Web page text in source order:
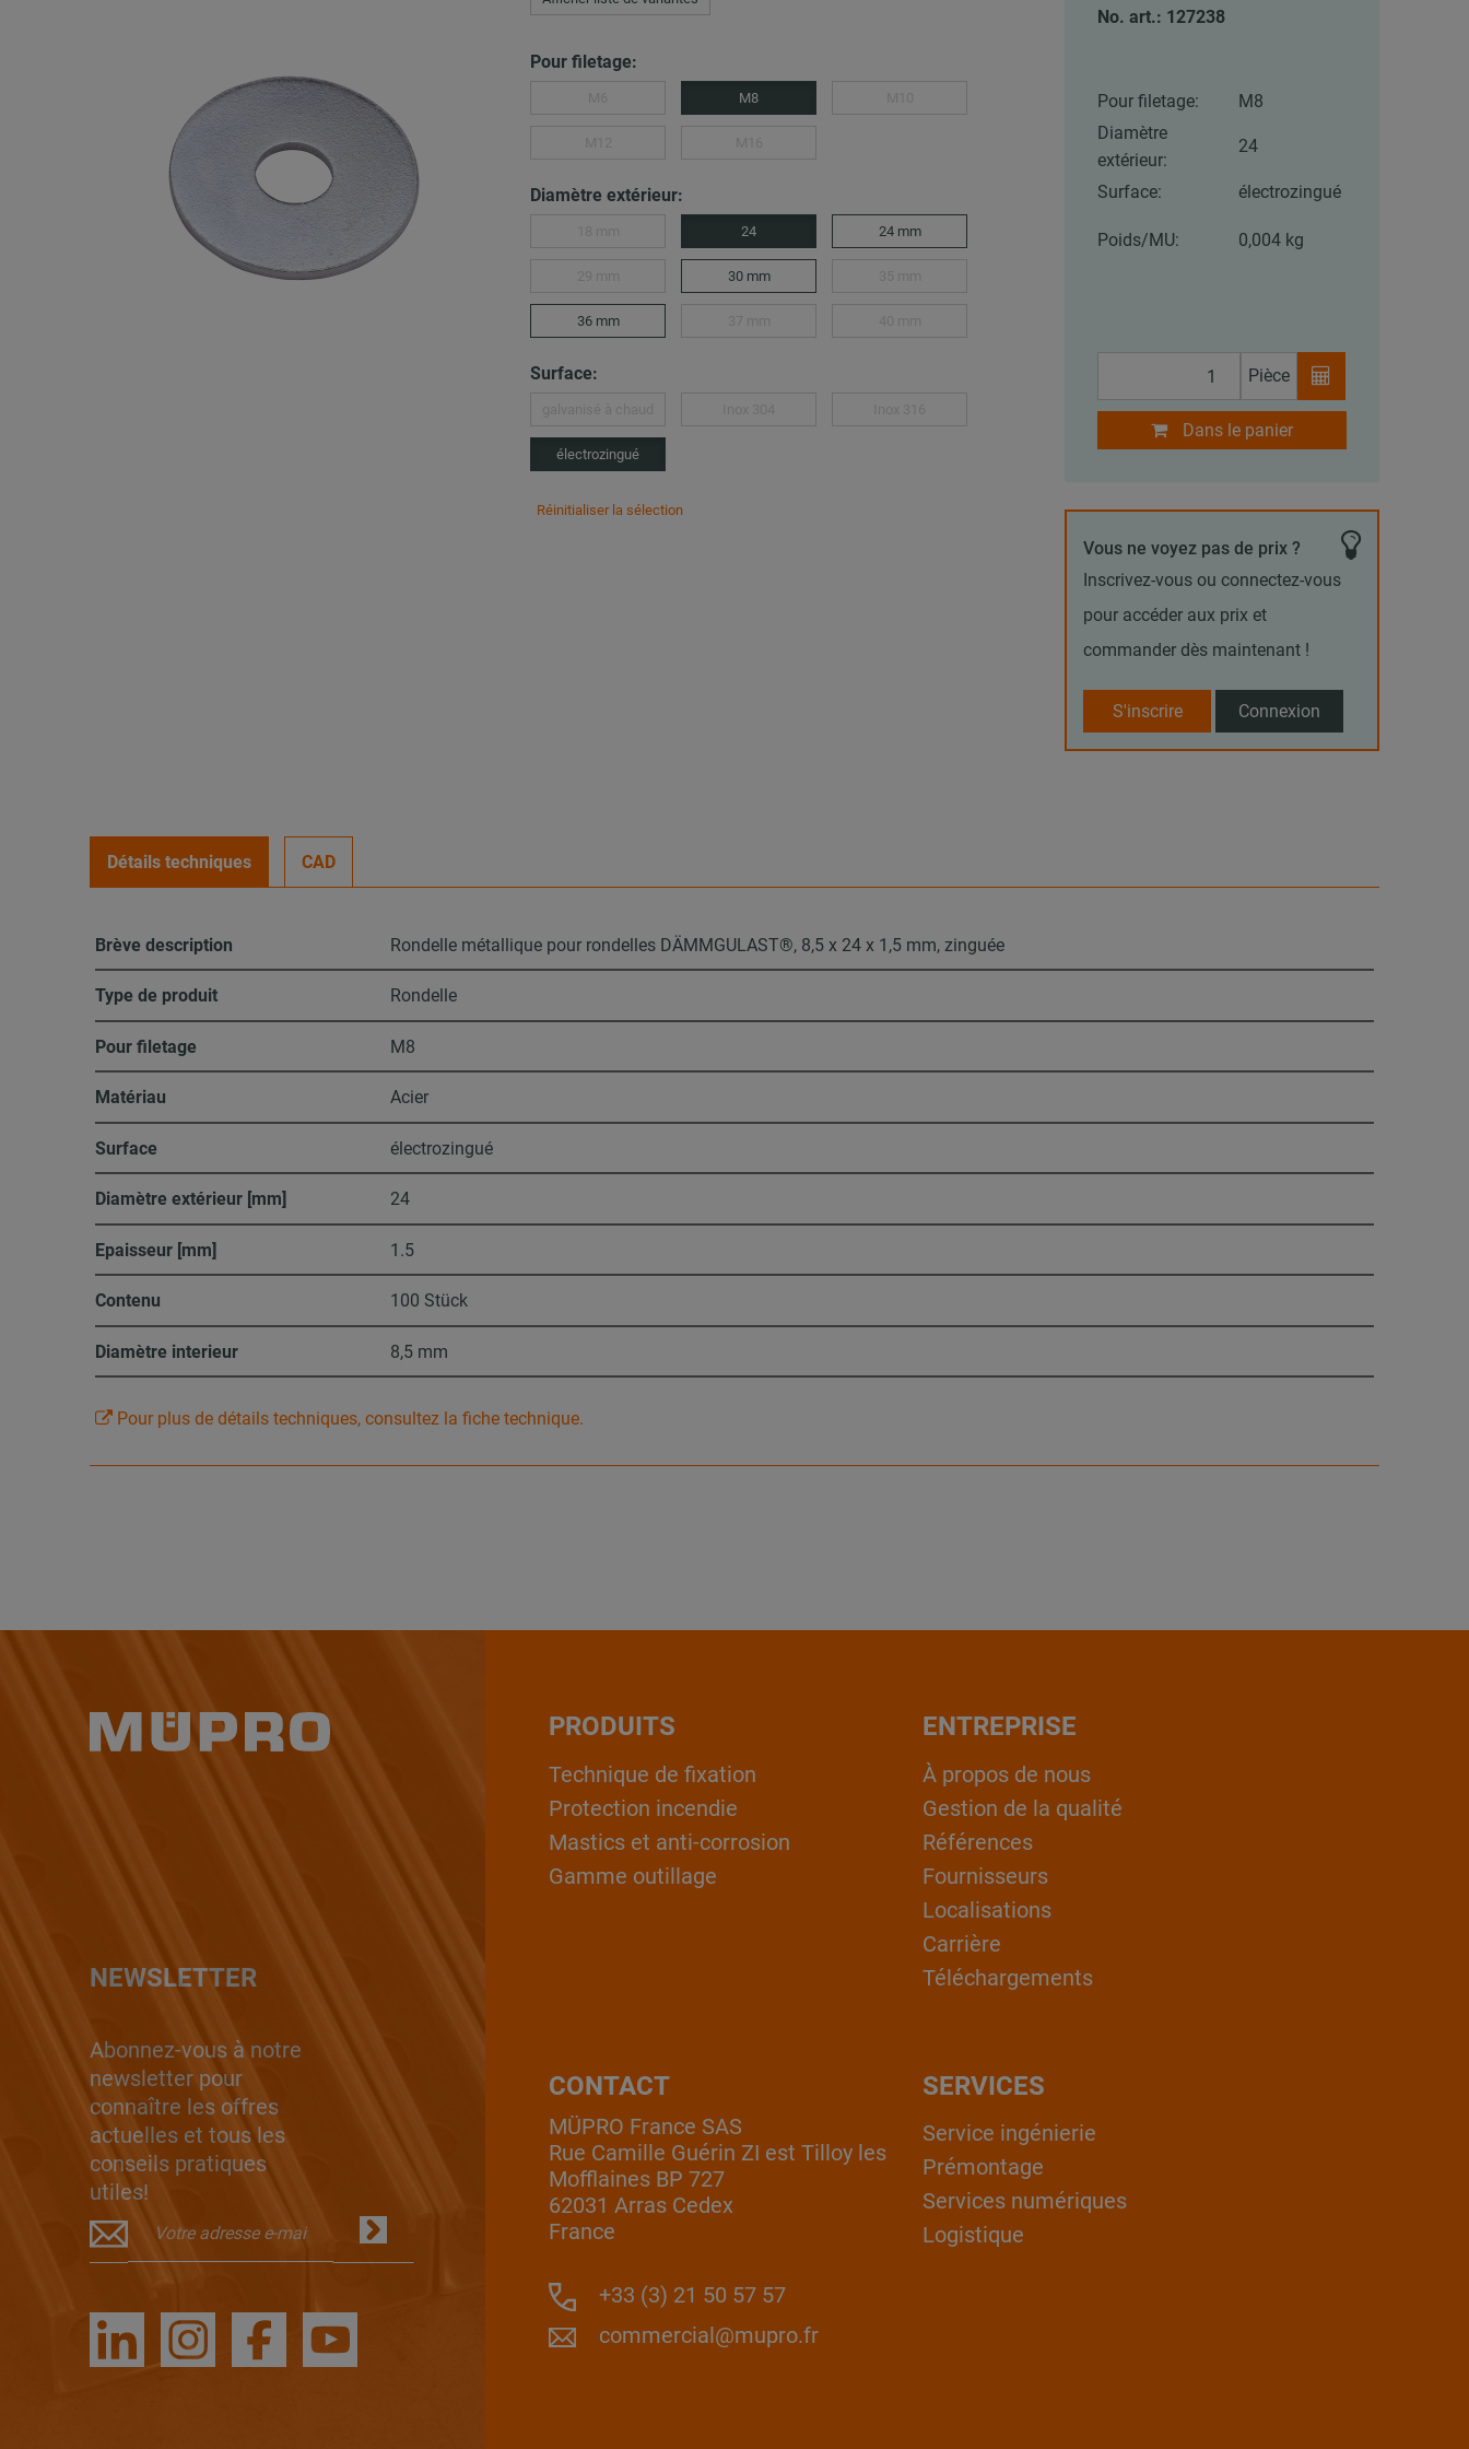
Pour filetage:
M8
Diamètre extérieur:
24 24 mm
30 mm
36 mm
Surface:
électrozingué
Réinitialiser la sélection
No. art.: 127238
Pour filetage:
M8
Diamètre
extérieur:
24
Surface: électrozingué
Poids/MU: 0,004 kg
Pièce
Dans le panier
Vous ne voyez pas de prix ?
Inscrivez-vous ou connectez-vous
pour accéder aux prix et
commander dès maintenant !
S'inscrire Connexion
Détails techniques CAD
Brève description Rondelle métallique pour rondelles DÄMMGULAST®, 8,5 x 24 x 1,5 mm, zinguée
Type de produit Rondelle
Pour filetage M8
Matériau Acier
Surface électrozingué
Diamètre extérieur [mm] 24
Epaisseur [mm] 1.5
Contenu 100 Stück
Diamètre interieur 8,5 mm
Pour plus de détails techniques, consultez la fiche technique.
NEWSLETTER
Abonnez-vous à notre
newsletter pour
connaître les offres
actuelles et tous les
conseils pratiques
utiles!
PRODUITS
Technique de fixation
Protection incendie
Mastics et anti-corrosion
Gamme outillage
ENTREPRISE
À propos de nous
Gestion de la qualité
Références
Fournisseurs
Localisations
Carrière
Téléchargements
CONTACT
MÜPRO France SAS
Rue Camille Guérin ZI est Tilloy les
Mofflaines BP 727
62031 Arras Cedex
France
+33 (3) 21 50 57 57
commercial@mupro.fr
SERVICES
Service ingénierie
Prémontage
Services numériques
Logistique